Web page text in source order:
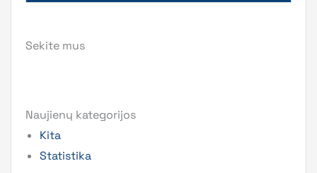
Sekite mus
Naujienų kategorijos
Kita
Statistika